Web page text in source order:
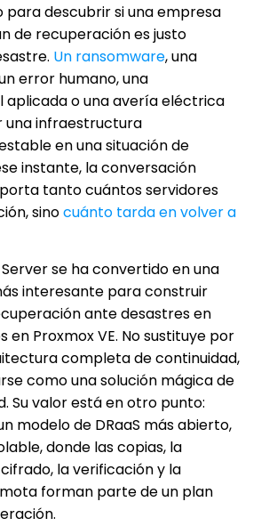
para descubrir si una empresa
de recuperación es justo
Un ransomware, una
error humano, una
aplicada o una avería eléctrica
una infraestructura
en una situación de
instante, la conversación
tanto cuántos servidores
sinocuánto tarda en volver a
se ha convertido en una
interesante para construir
ante desastres en
en Proxmox VE. No sustituye por
completa de continuidad,
como una solución mágica de
Su valor está en otro punto:
modelo de DRaaS más abierto,
donde las copias, la
la verificación y la
forman parte de un plan